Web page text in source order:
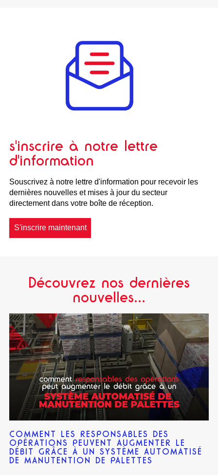
s'inscrire à notre lettre
d'information
Souscrivez à notre lettre d'information pour recevoir les
dernières nouvelles et mises à jour du secteur
directement dans votre boîte de réception.
S'inscrire maintenant
Découvrez nos dernières
nouvelles...
COMMENT LES RESPONSABLES DES
OPÉRATIONS PEUVENT AUGMENTER LE
DÉBIT GRÂCE À UN SYSTÈME AUTOMATISÉ
DE MANUTENTION DE PALETTES